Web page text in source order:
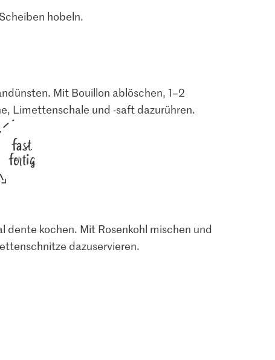
hobeln.
Mit Bouillon ablöschen, 1–2
Limettenschale und -saft dazurühren.
fast
fertig
dente kochen. Mit Rosenkohl mischen und
dazuservieren.